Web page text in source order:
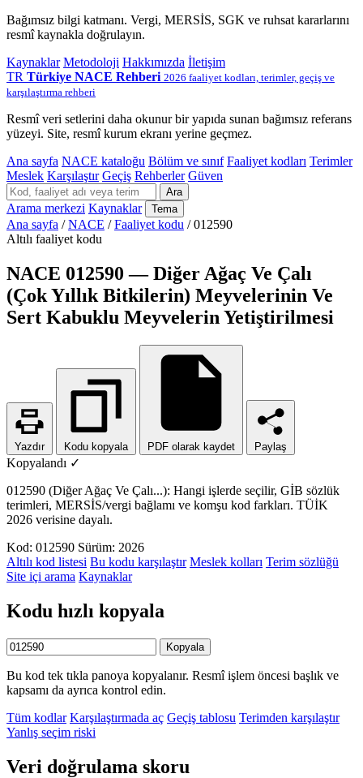
Bağımsız bilgi katmanı. Vergi, MERSİS, SGK ve ruhsat kararlarını
resmî kaynakla doğrulayın.
Kaynaklar Metodoloji Hakkımızda İletişim
TR Türkiye NACE Rehberi 2026 faaliyet kodları, terimler, geçiş ve
karşılaştırma rehberi
Resmî veri setlerini daha okunur bir yapıda sunan bağımsız referans
yüzeyi. Site, resmî kurum ekranı yerine geçmez.
Ana sayfa NACE kataloğu Bölüm ve sınıf Faaliyet kodları Terimler
Meslek Karşılaştır Geçiş Rehberler Güven
Ara
Arama merkezi Kaynaklar Tema
Ana sayfa / NACE / Faaliyet kodu / 012590
Altılı faaliyet kodu
NACE 012590 — Diğer Ağaç Ve Çalı
(Çok Yıllık Bitkilerin) Meyvelerinin Ve
Sert Kabuklu Meyvelerin Yetiştirilmesi
Yazdır Kodu kopyala PDF olarak kaydet Paylaş
Kopyalandı ✓
012590 (Diğer Ağaç Ve Çalı...): Hangi işlerde seçilir, GİB sözlük
terimleri, MERSİS/vergi bağlamı ve komşu kod farkları. TÜİK
2026 verisine dayalı.
Kod: 012590 Sürüm: 2026
Altılı kod listesi Bu kodu karşılaştır Meslek kolları Terim sözlüğü
Site içi arama Kaynaklar
Kodu hızlı kopyala
Kopyala
Bu kod tek tıkla panoya kopyalanır. Resmî işlem öncesi başlık ve
kapsamı da ayrıca kontrol edin.
Tüm kodlar Karşılaştırmada aç Geçiş tablosu Terimden karşılaştır
Yanlış seçim riski
Veri doğrulama skoru